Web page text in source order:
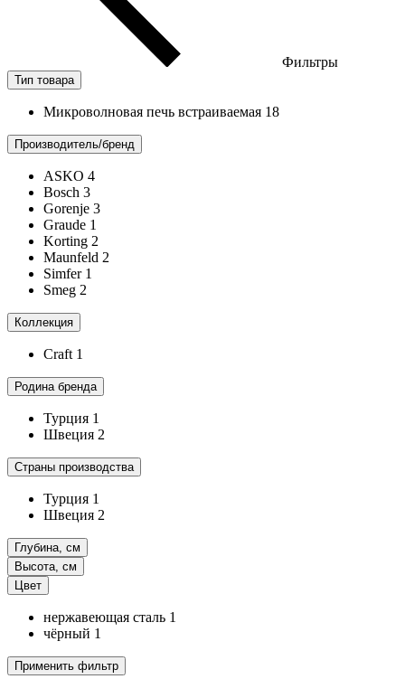
Фильтры
Тип товара
Микроволновая печь встраиваемая 18
Производитель/бренд
ASKO 4
Bosch 3
Gorenje 3
Graude 1
Korting 2
Maunfeld 2
Simfer 1
Smeg 2
Коллекция
Craft 1
Родина бренда
Турция 1
Швеция 2
Страны производства
Турция 1
Швеция 2
Глубина, см
Высота, см
Цвет
нержавеющая сталь 1
чёрный 1
Применить фильтр